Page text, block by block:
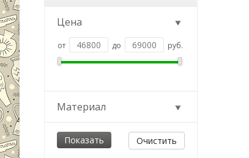
Цена
от до руб.
Материал
Очистить